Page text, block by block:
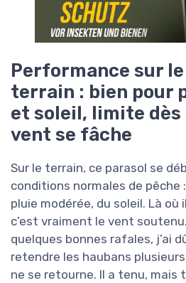
Performance sur le
terrain : bien pour
et soleil, limite dès
vent se fâche
Sur le terrain, ce parasol se
conditions normales de pêche
pluie modérée, du soleil. Là
c’est vraiment le vent
quelques bonnes rafales, j’ai
retendre les haubans
ne se retourne. Il a tenu, mais